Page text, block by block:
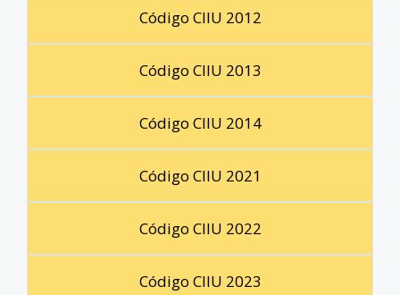
Código CIIU 2012
Código CIIU 2013
Código CIIU 2014
Código CIIU 2021
Código CIIU 2022
Código CIIU 2023